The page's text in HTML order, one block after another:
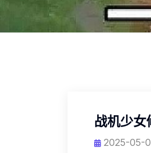
战机少
2025-05-